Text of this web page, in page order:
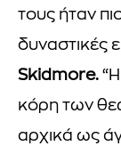
τους ήταν
δυναστικές
Skidmore.
κόρη των
αρχικά ως